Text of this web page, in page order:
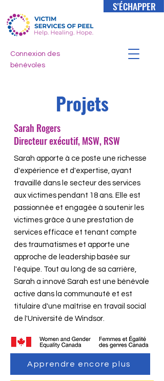
S'ÉCHAPPER
Connexion des
bénévoles
Projets
Sarah Rogers
Directeur exécutif, MSW, RSW
Sarah apporte à ce poste une richesse
d'expérience et d'expertise, ayant
travaillé dans le secteur des services
aux victimes pendant 18 ans. Elle est
passionnée et engagée à soutenir les
victimes grâce à une prestation de
services efficace et tenant compte
des traumatismes et apporte une
approche de leadership basée sur
l'équipe. Tout au long de sa carrière,
Sarah a innové Sarah est une bénévole
active dans la communauté et est
titulaire d'une maîtrise en travail social
de l'Université de Windsor.
Apprendre encore plus